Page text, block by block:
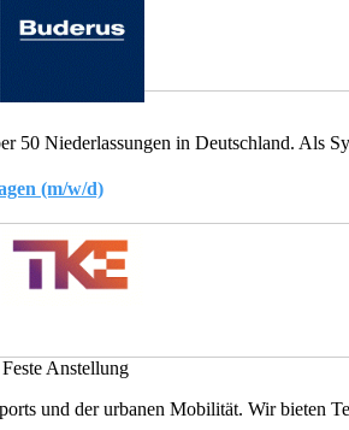
50 Niederlassungen in Deutschland. Als
(m/w/d)
Feste Anstellung
und der urbanen Mobilität. Wir bieten